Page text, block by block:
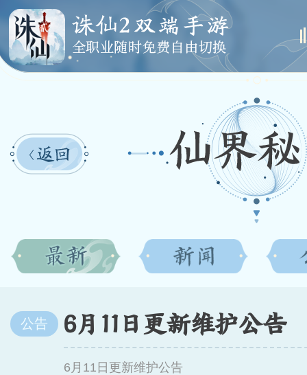
公告 6月11日更新维护公告
6月11日更新维护公告